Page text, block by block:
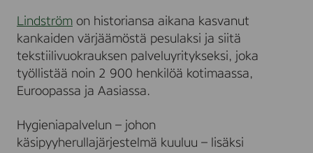
Lindström on historiansa aikana kasvanut
kankaiden värjäämöstä pesulaksi ja siitä
tekstiilivuokrauksen palveluyritykseksi, joka
työllistää noin 2 900 henkilöä kotimaassa,
Euroopassa ja Aasiassa.
Hygieniapalvelun – johon
käsipyyherullajärjestelmä kuuluu – lisäksi